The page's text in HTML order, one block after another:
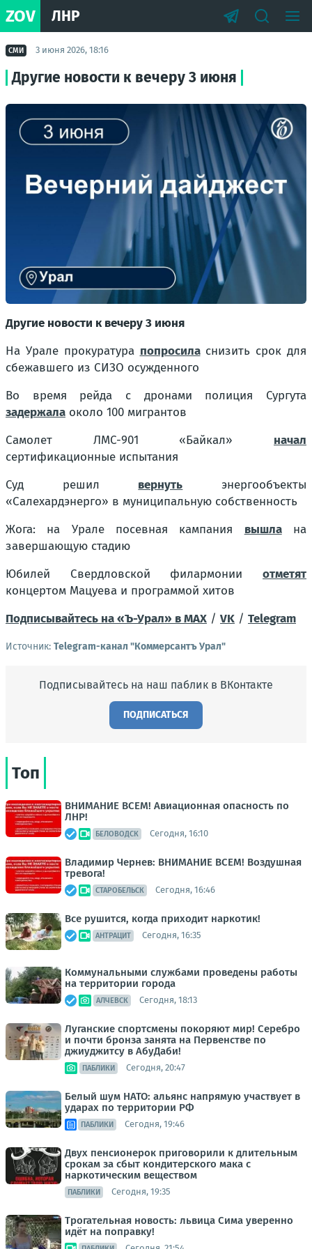
ZOV ЛНР
СМИ 3 июня 2026, 18:16
Другие новости к вечеру 3 июня
Другие новости к вечеру 3 июня
На Урале прокуратура попросиласнизить срок для
сбежавшего из СИЗО осужденного
Во время рейда с дронами полиция Сургута
задержала около 100 мигрантов
Самолет ЛМС-901 «Байкал» начал
сертификационные испытания
Суд решил вернуть энергообъекты
«Салехардэнерго» в муниципальную собственность
Жога: на Урале посевная кампания вышлана
завершающую стадию
Юбилей Свердловской филармонии отметят
концертом Мацуева и программой хитов
Подписывайтесь на «Ъ-Урал» в MAX / VK / Telegram
Источник: Telegram-канал "Коммерсантъ Урал"
Подписывайтесь на наш паблик в ВКонтакте
ПОДПИСАТЬСЯ
Топ
ВНИМАНИЕ ВСЕМ! Авиационная опасность по
ЛНР!
БЕЛОВОДСК Сегодня, 16:10
Владимир Чернев: ВНИМАНИЕ ВСЕМ! Воздушная
тревога!
СТАРОБЕЛЬСК Сегодня, 16:46
Все рушится, когда приходит наркотик!
АНТРАЦИТ Сегодня, 16:35
Коммунальными службами проведены работы
на территории города
АЛЧЕВСК Сегодня, 18:13
Луганские спортсмены покоряют мир! Серебро
и почти бронза занята на Первенстве по
джиуджитсу в АбуДаби!
ПАБЛИКИ Сегодня, 20:47
Белый шум НАТО: альянс напрямую участвует в
ударах по территории РФ
ПАБЛИКИ Сегодня, 19:46
Двух пенсионерок приговорили к длительным
срокам за сбыт кондитерского мака с
наркотическим веществом
ПАБЛИКИ Сегодня, 19:35
Трогательная новость: львица Сима уверенно
идёт на поправку!